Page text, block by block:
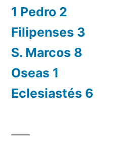
1 Pedro 2
Filipenses 3
S. Marcos 8
Oseas 1
Eclesiastés 6